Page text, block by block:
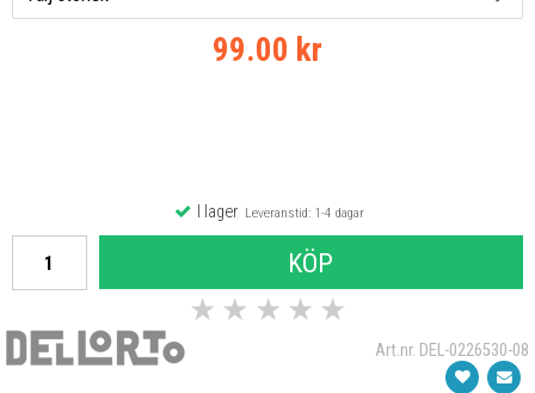
99.00 kr
I lagerLeveranstid: 1-4 dagar
KÖP
★ ★ ★ ★ ★
Art.nr. DEL-0226530-08